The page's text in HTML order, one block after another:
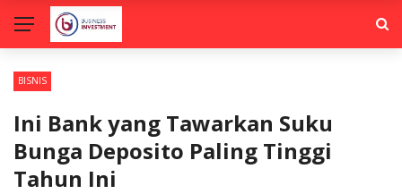
BISNIS
Ini Bank yang Tawarkan Suku
Bunga Deposito Paling Tinggi
Tahun Ini